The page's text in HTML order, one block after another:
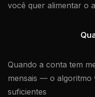
você quer alimentar o
Quando a conta tem
mensais — o algoritmo
suficientes